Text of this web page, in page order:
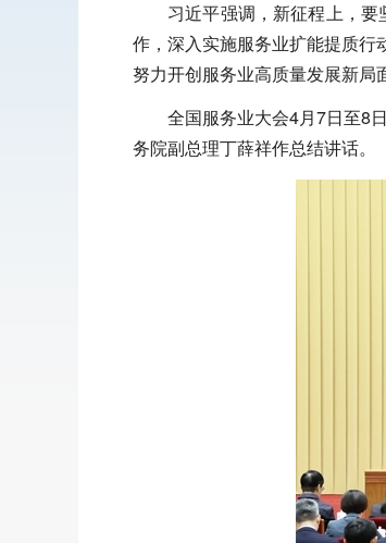
习近平强调，新征程上，
作，深入实施服务业扩能提质行
努力开创服务业高质量发展新局
全国服务业大会4月7日至8
务院副总理丁薛祥作总结讲话。